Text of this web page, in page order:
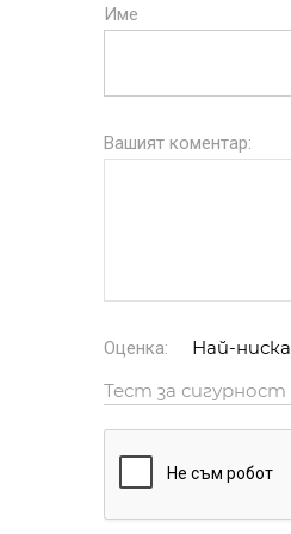
Име
Вашият коментар:
Оценка: Най-ниска
Тест за сигурност